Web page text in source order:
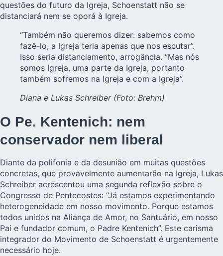
questões do futuro da Igreja, Schoenstatt não se
distanciará nem se oporá à Igreja.
“Também não queremos dizer: sabemos como
fazê-lo, a Igreja teria apenas que nos escutar”.
Isso seria distanciamento, arrogância. “Mas nós
somos Igreja, uma parte da Igreja, portanto
também sofremos na Igreja e com a Igreja”.
Diana e Lukas Schreiber (Foto: Brehm)
O Pe. Kentenich: nem
conservador nem liberal
Diante da polifonia e da desunião em muitas questões
concretas, que provavelmente aumentarão na Igreja, Lukas
Schreiber acrescentou uma segunda reflexão sobre o
Congresso de Pentecostes: “Já estamos experimentando
heterogeneidade em nosso movimento. Porque estamos
todos unidos na Aliança de Amor, no Santuário, em nosso
Pai e fundador comum, o Padre Kentenich”. Este carisma
integrador do Movimento de Schoenstatt é urgentemente
necessário hoje.